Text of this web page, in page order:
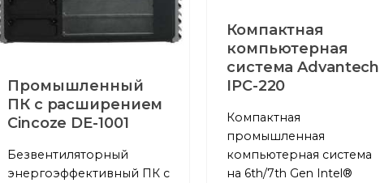
Компактная
компьютерная
система Advantech
IPC-220
Компактная
промышленная
компьютерная система
на 6th/7th Gen Intel®
Промышленный
ПК с расширением
Cincoze DE-1001
Безвентиляторный
энергоэффективный ПК с